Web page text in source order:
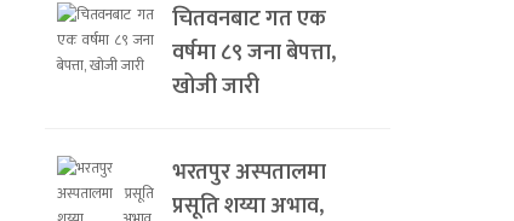
चितवनबाट गत एक
वर्षमा ८९ जना बेपत्ता,
खोजी जारी
भरतपुर अस्पतालमा
प्रसूति शय्या अभाव,